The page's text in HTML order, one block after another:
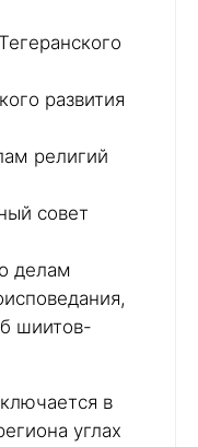
развития
религий
совет
делам
шиитов-
в
углах